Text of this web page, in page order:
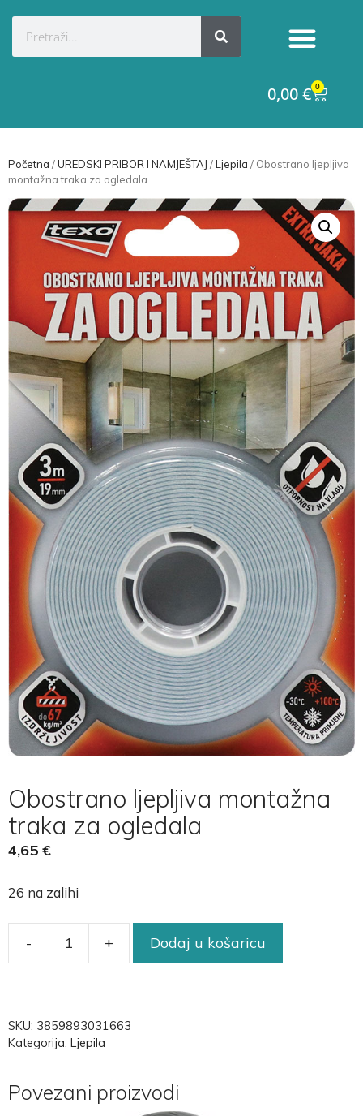
0,00€ 0
Početna /UREDSKI PRIBOR I NAMJEŠTAJ /Ljepila / Obostrano ljepljiva
montažna traka za ogledala
Obostrano ljepljiva montažna
traka za ogledala
4,65 €
26 na zalihi
- + Dodaj u košaricu
SKU: 3859893031663
Kategorija: Ljepila
Povezani proizvodi